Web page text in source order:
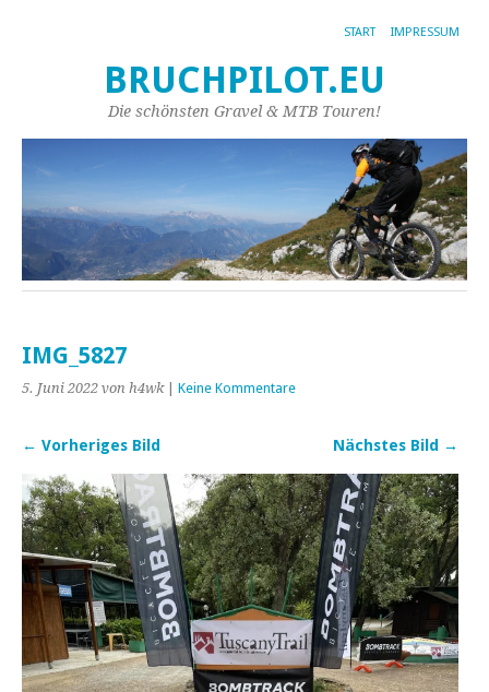
START IMPRESSUM
BRUCHPILOT.EU
Die schönsten Gravel & MTB Touren!
IMG_5827
5. Juni 2022 von h4wk| Keine Kommentare
← Vorheriges Bild Nächstes Bild →